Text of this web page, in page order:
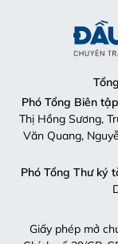
Phó Tổng Biên
Thị Hồng Sương,
Văn Quang,
Phó Tổng Thư ký
Giấy phép mở